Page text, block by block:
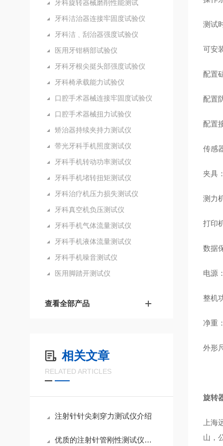
牙科旋转器械磨削性能测试
牙科洁治器连接牢固度试验仪
牙科洁﹑刮治器强度试验仪
医用牙钳柄部试验仪
牙科牙根尖挺头部强度试验仪
牙科椅承载能力试验仪
口腔手术器械连接牢固度试验仪
口腔手术器械扭力试验仪
矫治器持续夹持力测试仪
带光牙科手机照度测试仪
牙科手机转动功率测试仪
牙科手机堵转扭矩测试仪
牙科治疗机压力损失测试仪
牙科真空机负压测试仪
牙科手机气体流量测试仪
牙科手机液体流量测试仪
牙科手机噪音测试仪
医用脚踏开测试仪
查看全部产品
相关文章
RELATED ARTICLES
注射针针尖刺穿力测试仪介绍
优质的注射针管刚性测试仪的特点
测试
可安
配置
配置
配置
传感
夹具
测力
打印
数据
电源
整机
净重
外形
旋转
上
山，